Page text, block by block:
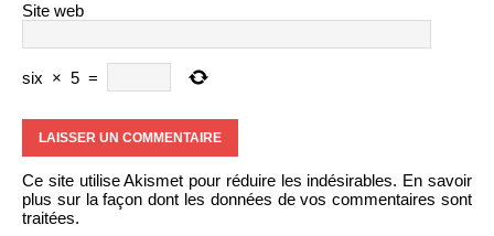
Site web
six × 5 =
Ce site utilise Akismet pour réduire les indésirables. En savoir
plus sur la façon dont les données de vos commentaires sont
traitées.